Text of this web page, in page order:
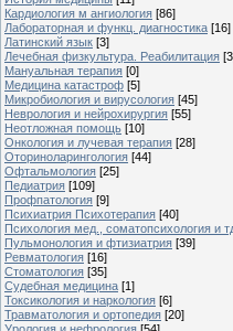
Кардиология м ангиология [86]
Лабораторная и функц. диагностика [16]
Латинский язык [3]
Лечебная физкультура. Реабилитация
Мануальная терапия [0]
Медицина катастроф [5]
Микробиология и вирусология [45]
Неврология и нейрохирургия [55]
Неотложная помощь [10]
Онкология и лучевая терапия [28]
Оториноларингология [44]
Офтальмология [25]
Педиатрия [109]
Профпатология [9]
Психиатрия Психотерапия [40]
Психология мед., соматопсихология и
Пульмонология и фтизиатрия [39]
Ревматология [16]
Стоматология [35]
Судебная медицина [1]
Токсикология и наркология [6]
Травматология и ортопедия [20]